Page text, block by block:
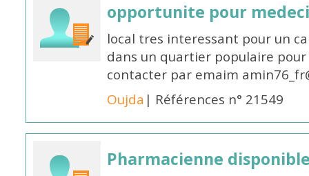
opportunite pour
local tres interessant pour un
dans un quartier populaire
contacter par emaim
Oujda | Références n° 21549
Pharmacienne